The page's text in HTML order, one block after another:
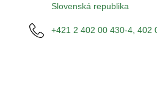
Slovenská republika
+421 2 402 00 430-4, 402